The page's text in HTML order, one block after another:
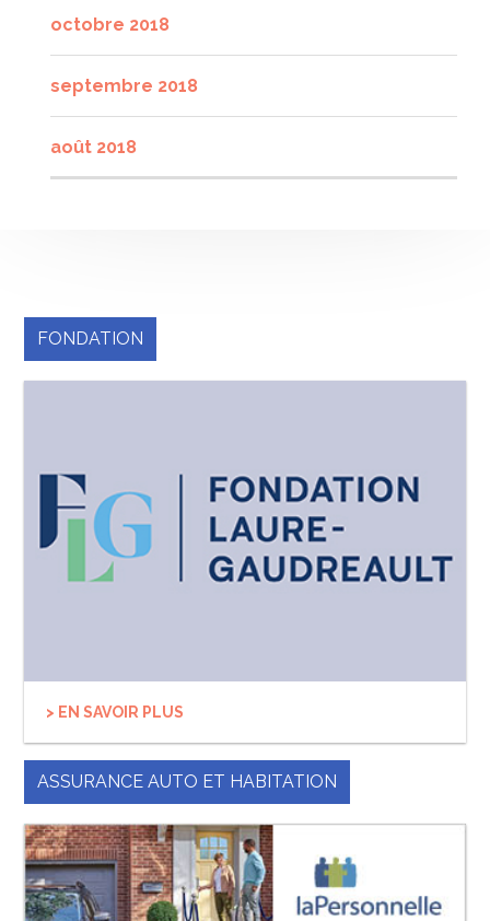
octobre 2018
septembre 2018
août 2018
FONDATION
> EN SAVOIR PLUS
ASSURANCE AUTO ET HABITATION